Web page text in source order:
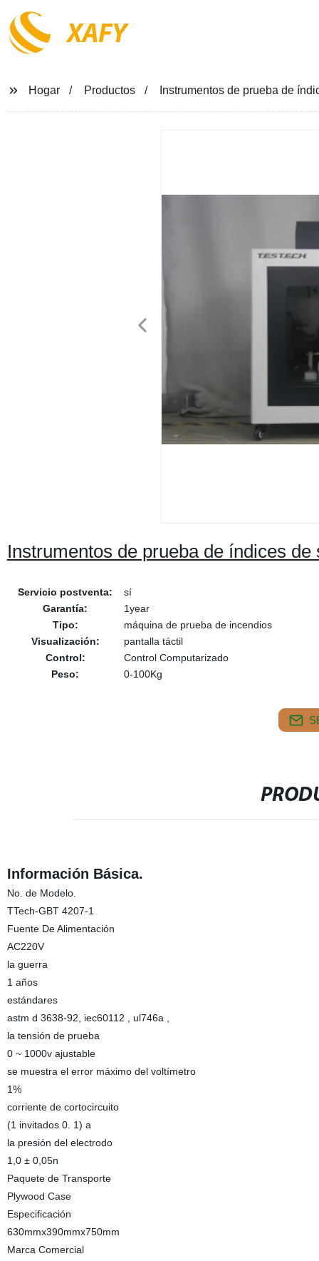
XAFY
Hogar Productos Instrumentos de prueba de
Instrumentos de prueba de índices
Servicio postventa:
sí
Garantía:
1year
Tipo:
máquina de prueba de incendios
Visualización:
pantalla táctil
Control:
Control Computarizado
Peso:
0-100Kg
Información Básica.
No. de Modelo.
TTech-GBT 4207-1
Fuente De Alimentación
AC220V
la guerra
1 años
estándares
astm d 3638-92, iec60112 , ul746a ,
la tensión de prueba
0 ~ 1000v ajustable
se muestra el error máximo del voltímetro
1%
corriente de cortocircuito
(1 invitados 0. 1) a
la presión del electrodo
1,0 ± 0,05n
Paquete de Transporte
Plywood Case
Especificación
630mmx390mmx750mm
Marca Comercial